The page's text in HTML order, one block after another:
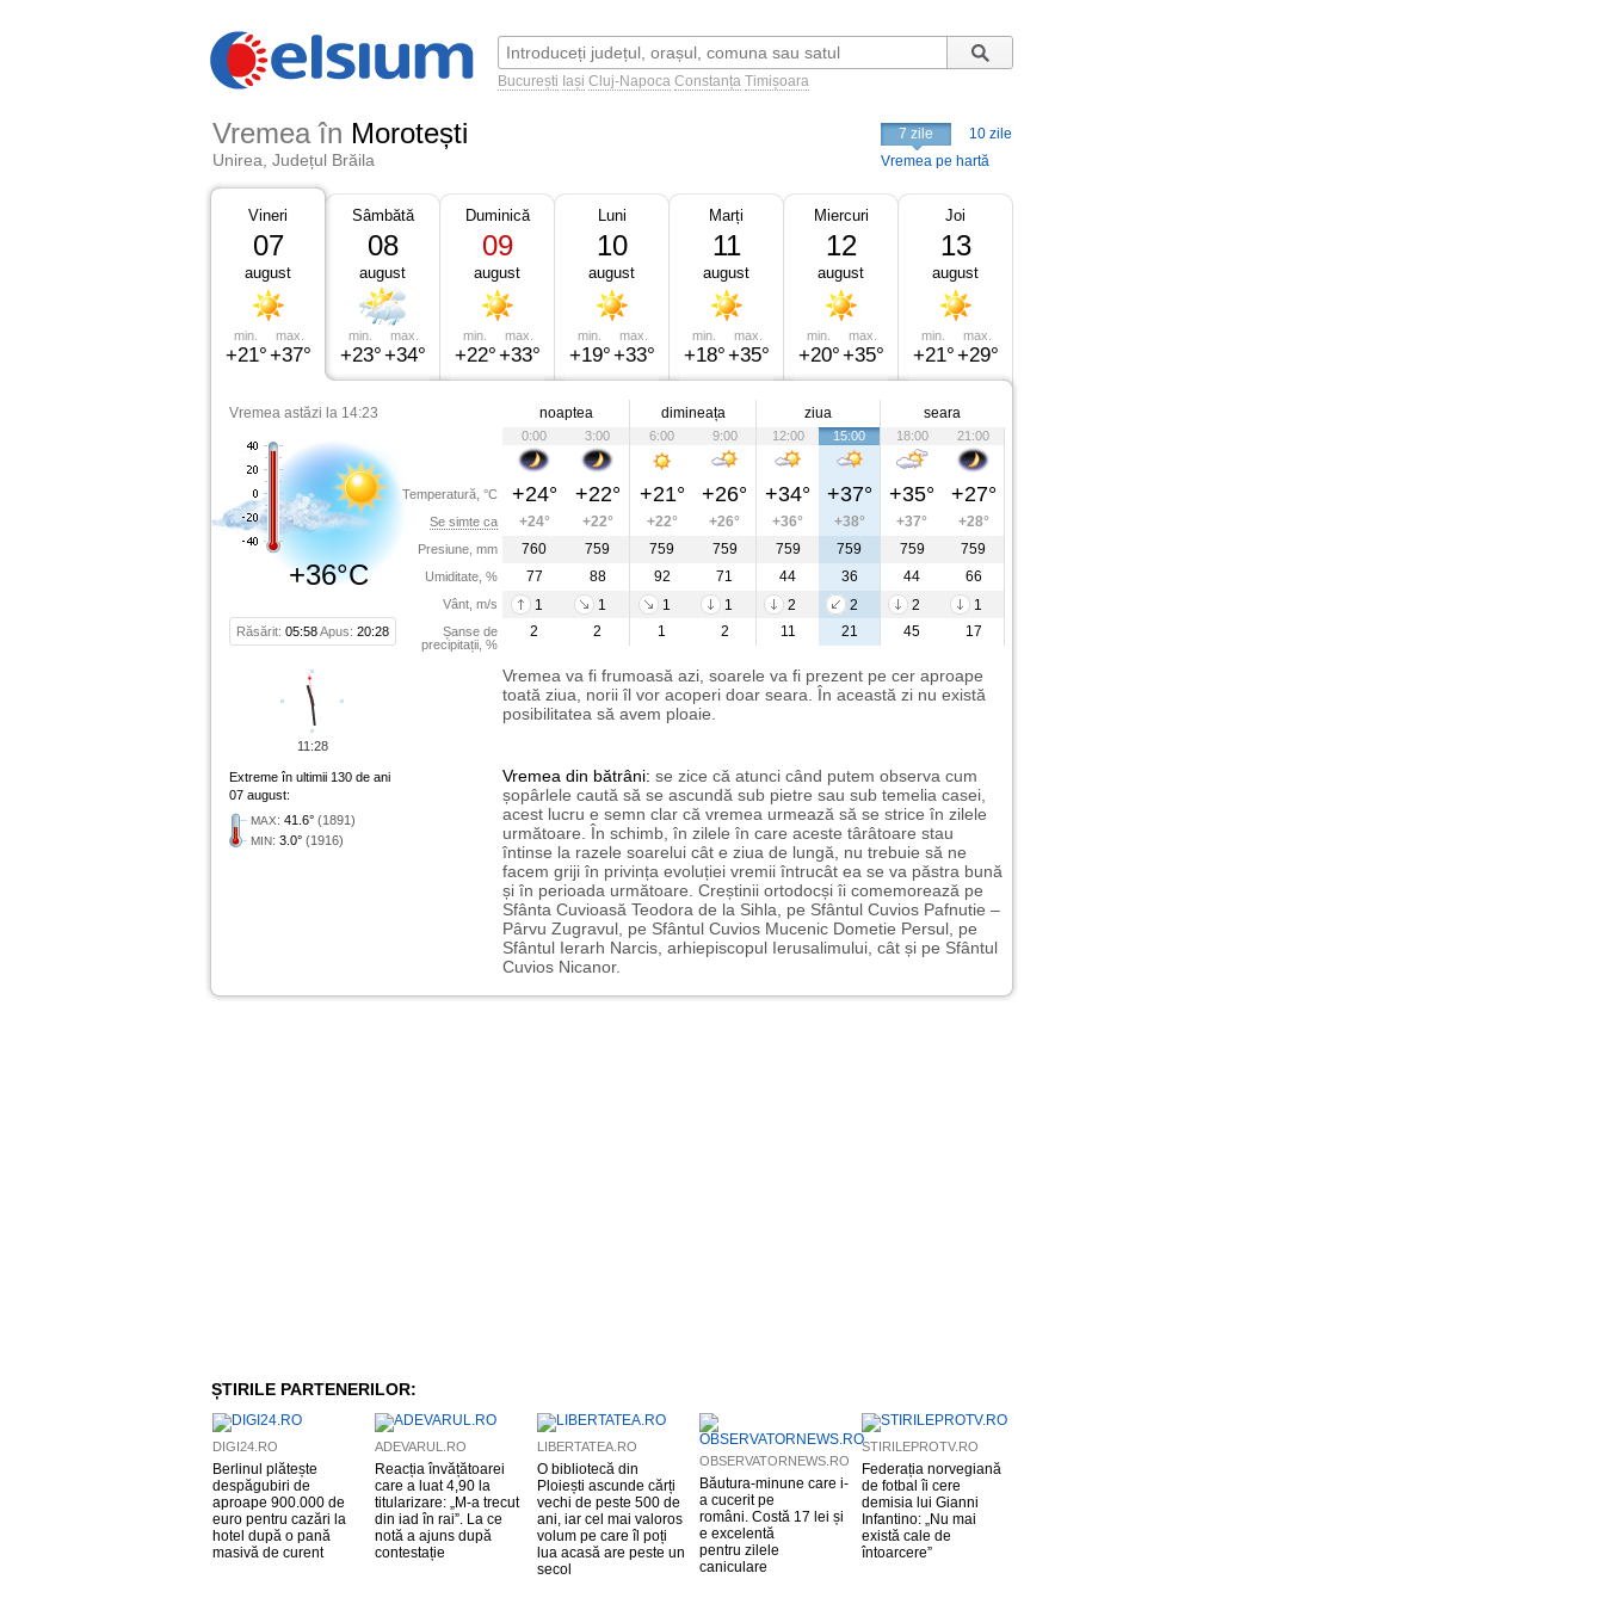
București Iași Cluj-Napoca Constanța Timișoara
Vremea în Morotești
Unirea, Județul Brăila
7 zile
10 zile
Vremea pe hartă
Vineri
07
august
min.
+21°
max.
+37°
Sâmbătă
08
august
min.
+23°
max.
+34°
Duminică
09
august
min.
+22°
max.
+33°
Luni
10
august
min.
+19°
max.
+33°
Marți
11
august
min.
+18°
max.
+35°
Miercuri
12
august
min.
+20°
max.
+35°
Joi
13
august
min.
+21°
max.
+29°
Vremea astăzi la 14:23
+36°C
Răsărit: 05:58Apus: 20:28
Temperatură, °C
Se simte ca
Presiune, mm
Umiditate, %
Vânt, m/s
Șanse de
precipitații, %
noaptea dimineața ziua seara
0:00 3:00 6:00 9:00 12:00 15:00 18:00 21:00
+24° +22° +21° +26° +34° +37° +35° +27°
+24° +22° +22° +26° +36° +38° +37°
+28°
760
759 759 759 759 759 759
759
77
88 92 71 44 36 44
66
1
1 1 1 2 2 2
1
2
2 1 2 11 21 45 17
Vremea va fi frumoasă azi, soarele va fi prezent pe cer aproape
toată ziua, norii îl vor acoperi doar seara. În această zi nu există
posibilitatea să avem ploaie.
Extreme în ultimii 130 de ani
07 august:
MAX: 41.6° (1891)
MIN: 3.0° (1916)
Vremea din bătrâni: se zice că atunci când putem observa cum
șopârlele caută să se ascundă sub pietre sau sub temelia casei,
acest lucru e semn clar că vremea urmează să se strice în zilele
următoare. În schimb, în zilele în care aceste târâtoare stau
întinse la razele soarelui cât e ziua de lungă, nu trebuie să ne
facem griji în privința evoluției vremii întrucât ea se va păstra bună
și în perioada următoare. Creștinii ortodocși îi comemorează pe
Sfânta Cuvioasă Teodora de la Sihla, pe Sfântul Cuvios Pafnutie –
Pârvu Zugravul, pe Sfântul Cuvios Mucenic Dometie Persul, pe
Sfântul Ierarh Narcis, arhiepiscopul Ierusalimului, cât și pe Sfântul
Cuvios Nicanor.
11:28
ȘTIRILE PARTENERILOR:
DIGI24.RO
Berlinul plătește
despăgubiri de
aproape 900.000 de
euro pentru cazări la
hotel după o pană
masivă de curent
ADEVARUL.RO
Reacția învățătoarei
care a luat 4,90 la
titularizare: „M-a trecut
din iad în rai”. La ce
notă a ajuns după
contestație
LIBERTATEA.RO
O bibliotecă din
Ploiești ascunde cărți
vechi de peste 500 de
ani, iar cel mai valoros
volum pe care îl poți
lua acasă are peste un
secol
OBSERVATORNEWS.RO
Băutura-minune care i-
a cucerit pe
români. Costă 17 lei și
e excelentă
pentru zilele
caniculare
STIRILEPROTV.RO
Federația norvegiană
de fotbal îi cere
demisia lui Gianni
Infantino: „Nu mai
există cale de
întoarcere”